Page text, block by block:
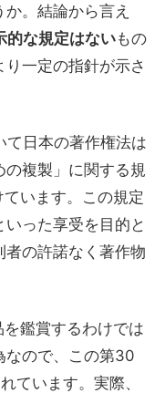
。結論から言え
的な規定はないもの
一定の指針が示さ
て日本の著作権法は
の複製」に関する規
います。この規定
った享受を目的と
者の許諾なく著作物
鑑賞するわけでは
なので、この第30
ています。実際、